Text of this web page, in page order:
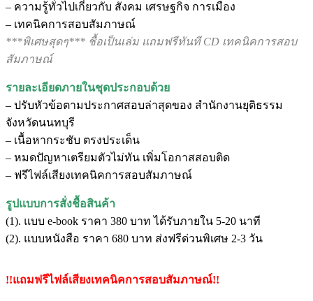
– ความรู้ทั่วไปเกี่ยวกับ สังคม เศรษฐกิจ การเมือง
– เทคนิคการสอบสัมภาษณ์
***พิเศษสุดๆ*** ชื้อเป็นเล่ม แถมฟรีทันที CD เทคนิคการสอบ
สัมภาษณ์
รายละเอียดภายในชุดประกอบด้วย
– ปรับหัวข้อตามประกาศสอบล่าสุดของ สำนักงานยุติธรรม
จังหวัดนนทบุรี
– เนื้อหากระชับ ตรงประเด็น
– หมดปัญหาเตรียมตัวไม่ทัน เพิ่มโอกาสสอบติด
– ฟรีไฟล์เสียงเทคนิคการสอบสัมภาษณ์
รูปแบบการสั่งชื้อสินค้า
(1). แบบ e-book ราคา 380 บาท ได้รับภายใน 5-20 นาที
(2). แบบหนังสือ ราคา 680 บาท ส่งฟรีด่วนพิเศษ 2-3 วัน
!!แถมฟรีไฟล์เสียงเทคนิคการสอบสัมภาษณ์!!